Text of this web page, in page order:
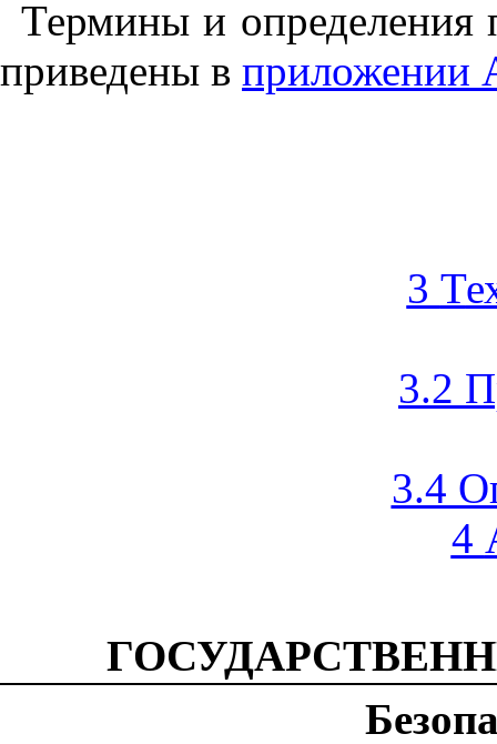
Термины и определения
приведены в приложении
3 Т
3.2
3.4
4